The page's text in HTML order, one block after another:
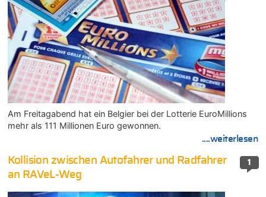
Am Freitagabend hat ein Belgier bei der Lotterie EuroMillions
mehr als 111 Millionen Euro gewonnen.
....weiterlesen
1
Kollision zwischen Autofahrer und Radfahrer
an RAVeL-Weg